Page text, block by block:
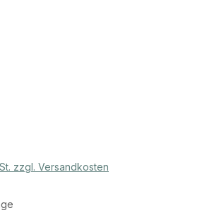
zzgl. Versandkosten